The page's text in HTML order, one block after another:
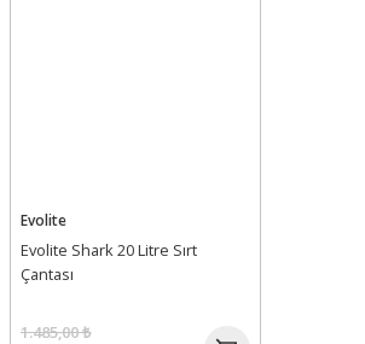
Evolite
Evolite Shark 20 Litre Sırt
Çantası
1.485,00 ₺